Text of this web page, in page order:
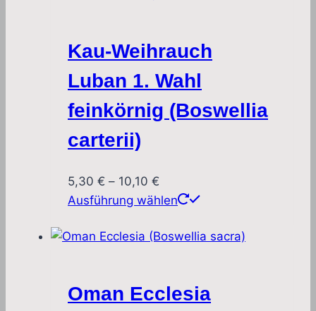
Kau-Weihrauch
Luban 1. Wahl
feinkörnig (Boswellia
carterii)
5,30 € – 10,10 €
5,30 €
10,10 €
Ausführung wählen
Dieses
weist
auf.
Oman Ecclesia